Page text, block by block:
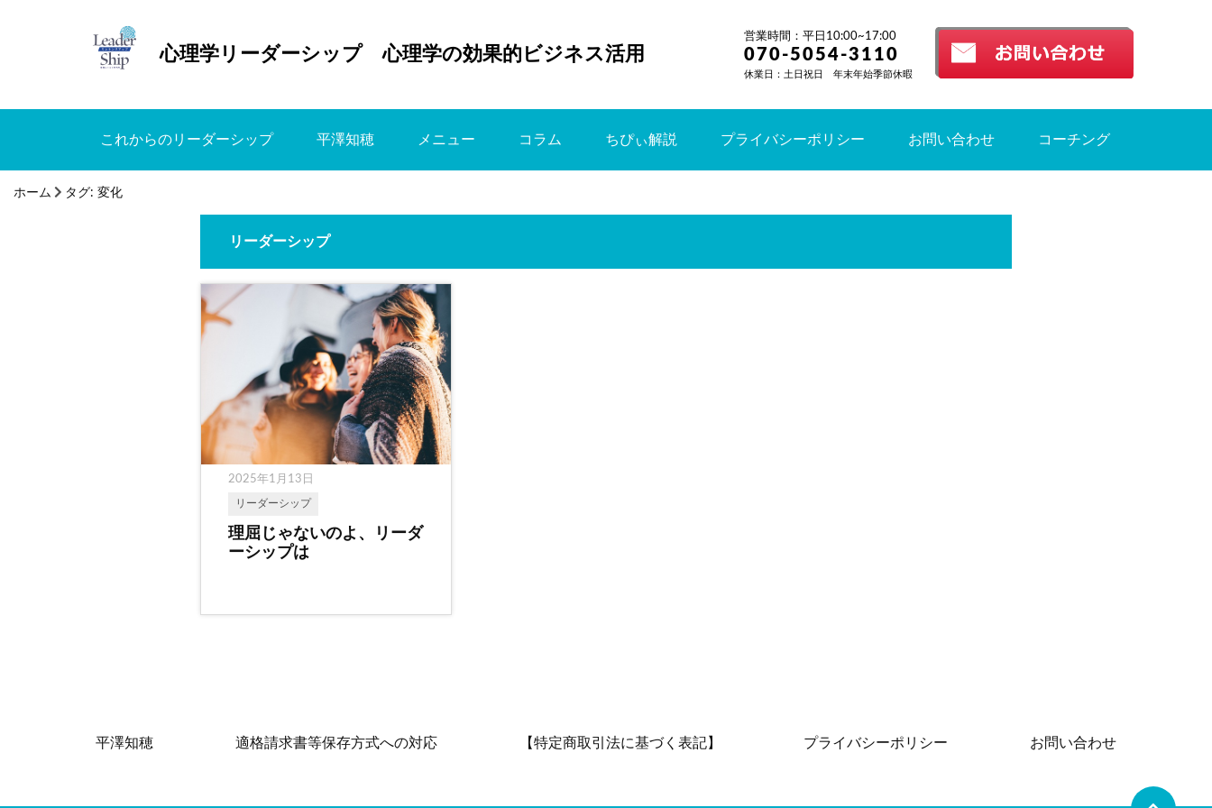
心理学リーダーシップ 心理学の効果的ビジネス活用
営業時間：平日10:00~17:00
070-5054-3110
休業日：土日祝日 年末年始季節休暇
これからのリーダーシップ 平澤知穂 メニュー コラム ちぴぃ解説 プライバシーポリシー お問い合わせ コーチング
ホーム タグ: 変化
リーダーシップ
2025年1月13日
リーダーシップ
理屈じゃないのよ、リーダ
ーシップは
平澤知穂 適格請求書等保存方式への対応 【特定商取引法に基づく表記】 プライバシーポリシー お問い合わせ